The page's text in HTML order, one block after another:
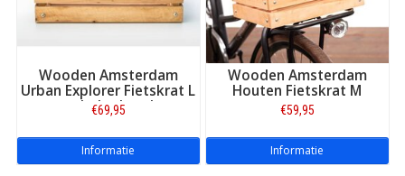
Wooden Amsterdam
Urban Explorer Fietskrat L
met bekerhouder
€69,95
Informatie
Wooden Amsterdam
Houten Fietskrat M
€59,95
Informatie